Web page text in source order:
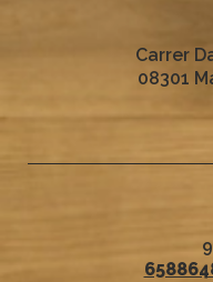
Carrer
08301